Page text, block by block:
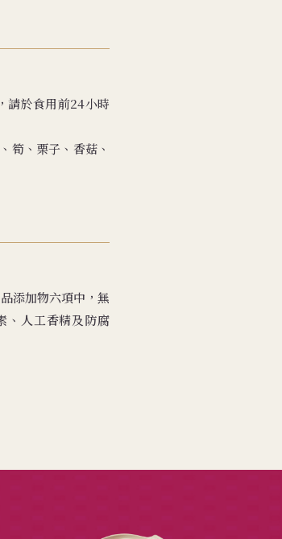
請於食用前24小時
筍、栗子、香菇、
添加物六項中，無
、人工香精及防腐